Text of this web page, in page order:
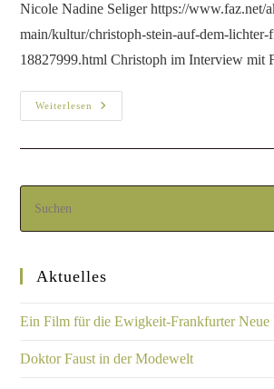
Nicole Nadine Seliger https://www.faz.net/
main/kultur/christoph-stein-auf-dem-
18827999.html Christoph im Interview mit
Weiterlesen
Aktuelles
Ein Film für die Ewigkeit-Frankfurter Neue
Doktor Faust in der Modewelt